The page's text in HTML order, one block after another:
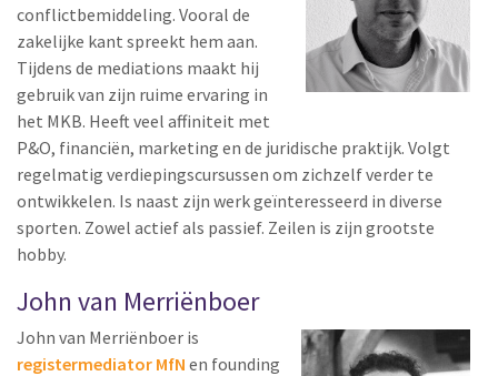
conflictbemiddeling. Vooral de
zakelijke kant spreekt hem aan.
Tijdens de mediations maakt hij
gebruik van zijn ruime ervaring in
het MKB. Heeft veel affiniteit met
P&O, financiën, marketing en de juridische praktijk. Volgt
regelmatig verdiepingscursussen om zichzelf verder te
ontwikkelen. Is naast zijn werk geïnteresseerd in diverse
sporten. Zowel actief als passief. Zeilen is zijn grootste
hobby.
John van Merriënboer
John van Merriënboer is
registermediator MfN en founding